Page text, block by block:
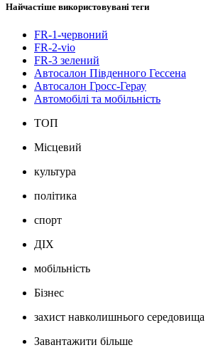
Найчастіше використовувані теги
FR-1-червоний
FR-2-vio
FR-3 зелений
Автосалон Південного Гессена
Автосалон Гросс-Герау
Автомобілі та мобільність
ТОП
Місцевий
культура
політика
спорт
ДІХ
мобільність
Бізнес
захист навколишнього середовища
Завантажити більше